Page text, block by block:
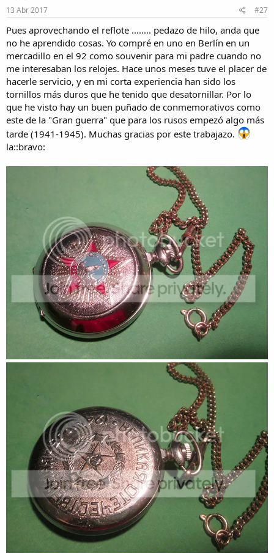
13 Abr 2017 #27
Pues aprovechando el reflote ........ pedazo de hilo, anda que
no he aprendido cosas. Yo compré en uno en Berlín en un
mercadillo en el 92 como souvenir para mi padre cuando no
me interesaban los relojes. Hace unos meses tuve el placer de
hacerle servicio, y en mi corta experiencia han sido los
tornillos más duros que he tenido que desatornillar. Por lo
que he visto hay un buen puñado de conmemorativos como
este de la "Gran guerra" que para los rusos empezó algo más
tarde (1941-1945). Muchas gracias por este trabajazo.
la::bravo: